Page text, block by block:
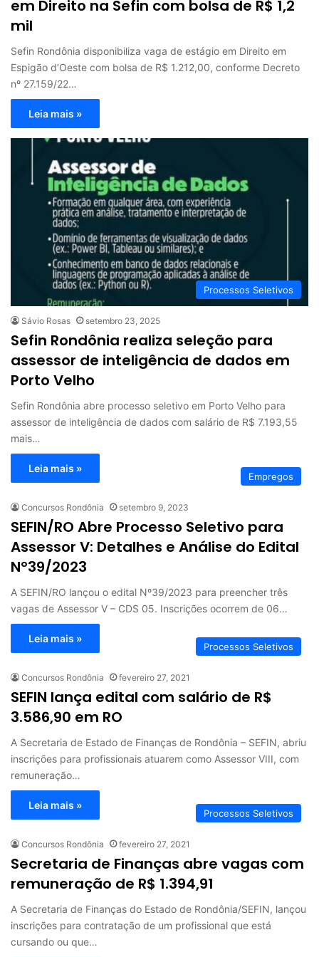
em Direito na Sefin com bolsa de R$ 1,2
mil
Sefin Rondônia disponibiliza vaga de estágio em Direito em
Espigão d’Oeste com bolsa de R$ 1.212,00, conforme Decreto
nº 27.159/22…
Leia mais »
Processos Seletivos
Sávio Rosas setembro 23, 2025
Sefin Rondônia realiza seleção para
assessor de inteligência de dados em
Porto Velho
Sefin Rondônia abre processo seletivo em Porto Velho para
assessor de inteligência de dados com salário de R$ 7.193,55
mais…
Leia mais »
Empregos
Concursos Rondônia setembro 9, 2023
SEFIN/RO Abre Processo Seletivo para
Assessor V: Detalhes e Análise do Edital
Nº39/2023
A SEFIN/RO lançou o edital Nº39/2023 para preencher três
vagas de Assessor V – CDS 05. Inscrições ocorrem de 06…
Leia mais »
Processos Seletivos
Concursos Rondônia fevereiro 27, 2021
SEFIN lança edital com salário de R$
3.586,90 em RO
A Secretaria de Estado de Finanças de Rondônia – SEFIN, abriu
inscrições para profissionais atuarem como Assessor VIII, com
remuneração…
Leia mais »
Processos Seletivos
Concursos Rondônia fevereiro 27, 2021
Secretaria de Finanças abre vagas com
remuneração de R$ 1.394,91
A Secretaria de Finanças do Estado de Rondônia/SEFIN, lançou
inscrições para contratação de um profissional que está
cursando ou que…